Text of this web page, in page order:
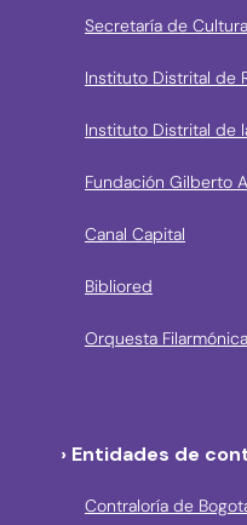
Secretaría de
Instituto Distrital de
Instituto Distrital de
Fundación Gilberto
Canal Capital
Bibliored
Orquesta
› Entidades de
Contraloría de